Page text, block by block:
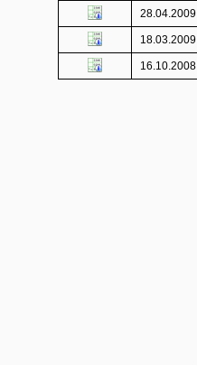
28.04.2009
18.03.2009
16.10.2008